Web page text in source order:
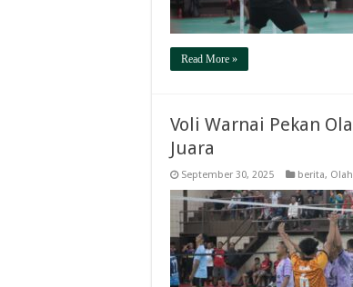
Read More »
Voli Warnai Pekan
Juara
September 30, 2025 berita,